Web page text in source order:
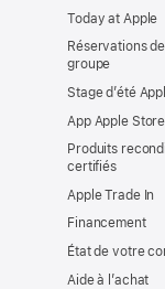
Today at Apple
Réservations
groupe
Stage d’été
App Apple Store
Produits
certifiés
Apple Trade In
Financement
État de votre
Aide à l’achat